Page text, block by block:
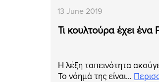
13 June 2019
Τι κουλτούρα έχει ένα
Η λέξη ταπεινότητα
Το νόημά της είναι…